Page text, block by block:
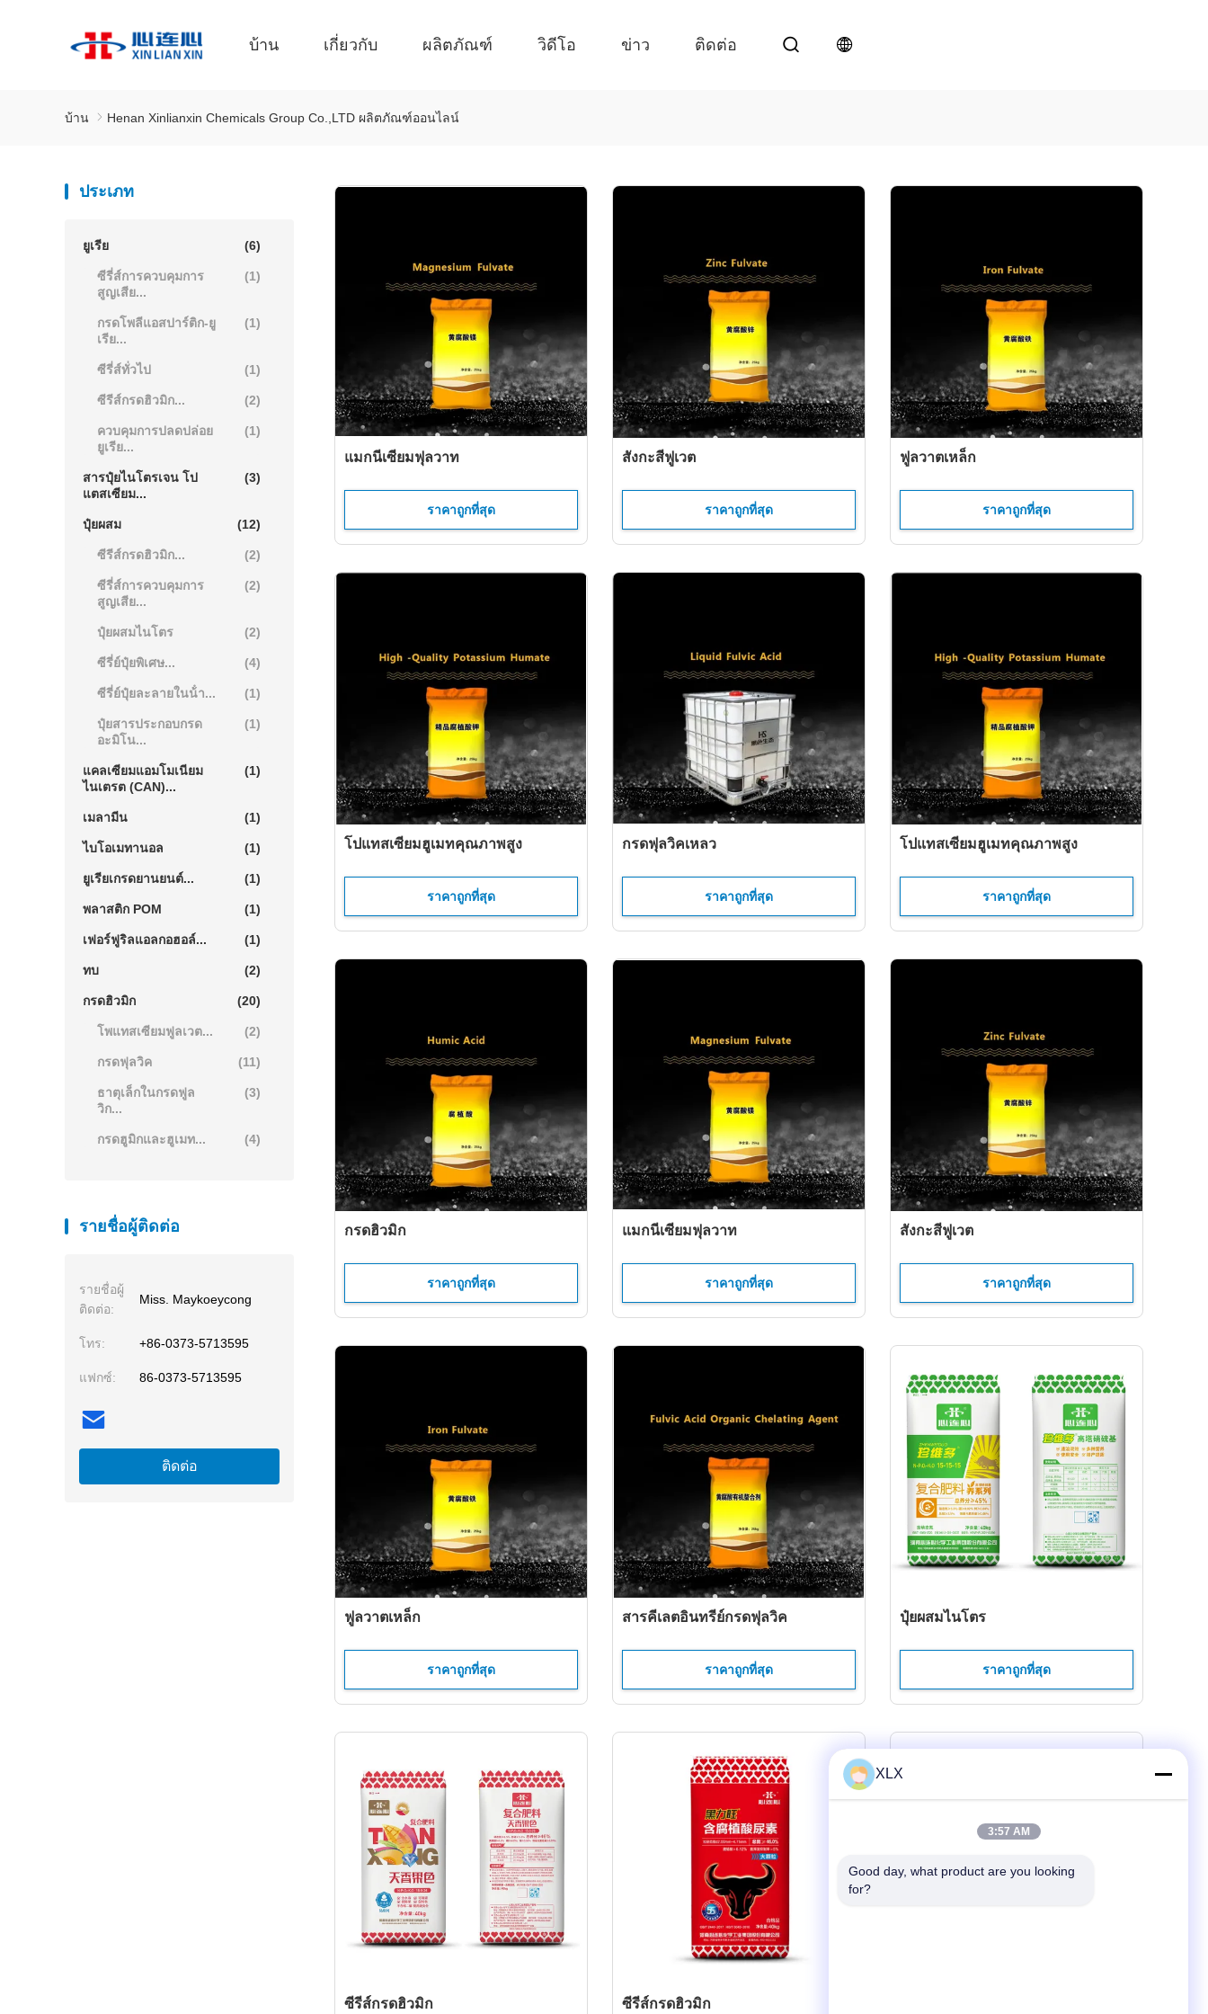
บ้าน เกี่ยวกับ ผลิตภัณฑ์ วิดีโอ ข่าว ติดต่อ
บ้าน Henan Xinlianxin Chemicals Group Co.,LTD ผลิตภัณฑ์ออนไลน์
ประเภท
ยูเรีย (6)
ซีรี่ส์การควบคุมการ
สูญเสีย...
(1)
กรดโพลีแอสปาร์ติก-ยู
เรีย...
(1)
ซีรี่ส์ทั่วไป (1)
ซีรีส์กรดฮิวมิก... (2)
ควบคุมการปลดปล่อย
ยูเรีย...
(1)
สารปุ๋ยไนโตรเจน โป
แตสเซียม...
(3)
ปุ๋ยผสม (12)
ซีรีส์กรดฮิวมิก... (2)
ซีรี่ส์การควบคุมการ
สูญเสีย...
(2)
ปุ๋ยผสมไนโตร (2)
ซีรี่ย์ปุ๋ยพิเศษ... (4)
ซีรี่ย์ปุ๋ยละลายในน้ํา... (1)
ปุ๋ยสารประกอบกรด
อะมิโน...
(1)
แคลเซียมแอมโมเนียม
ไนเตรต (CAN)...
(1)
เมลามีน (1)
ไบโอเมทานอล (1)
ยูเรียเกรดยานยนต์... (1)
พลาสติก POM (1)
เฟอร์ฟูริลแอลกอฮอล์... (1)
ทบ (2)
กรดฮิวมิก (20)
โพแทสเซียมฟูลเวต... (2)
กรดฟุลวิค (11)
ธาตุเล็กในกรดฟูล
วิก...
(3)
กรดฮูมิกและฮูเมท... (4)
รายชื่อผู้ติดต่อ
รายชื่อผู้
ติดต่อ:
Miss. Maykoeycong
โทร: +86-0373-5713595
แฟกซ์: 86-0373-5713595
ติดต่อ
แมกนีเซียมฟุลวาท
ราคาถูกที่สุด
สังกะสีฟูเวต
ราคาถูกที่สุด
ฟูลวาตเหล็ก
ราคาถูกที่สุด
โปแทสเซียมฮูเมทคุณภาพสูง
ราคาถูกที่สุด
กรดฟุลวิคเหลว
ราคาถูกที่สุด
โปแทสเซียมฮูเมทคุณภาพสูง
ราคาถูกที่สุด
กรดฮิวมิก
ราคาถูกที่สุด
แมกนีเซียมฟุลวาท
ราคาถูกที่สุด
สังกะสีฟูเวต
ราคาถูกที่สุด
ฟูลวาตเหล็ก
ราคาถูกที่สุด
สารคีเลตอินทรีย์กรดฟุลวิค
ราคาถูกที่สุด
ปุ๋ยผสมไนโตร
ราคาถูกที่สุด
ซีรีส์กรดฮิวมิก ซีรีส์กรดฮิวมิก
XLX
3:57 AM
Good day, what product are you looking
for?